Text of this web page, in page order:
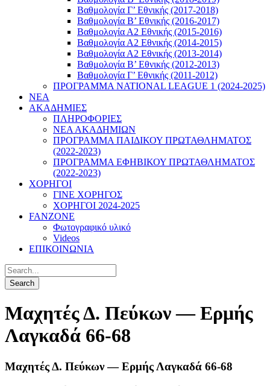
Βαθμολογία Γ’ Εθνικής (2017-2018)
Βαθμολογία Β’ Εθνικής (2016-2017)
Βαθμολογία Α2 Εθνικής (2015-2016)
Βαθμολογία Α2 Εθνικής (2014-2015)
Βαθμολογία Α2 Εθνικής (2013-2014)
Βαθμολογία Β’ Εθνικής (2012-2013)
Βαθμολογία Γ’ Εθνικής (2011-2012)
ΠΡΟΓΡΑΜΜΑ NATIONAL LEAGUE 1 (2024-2025)
ΝΕΑ
ΑΚΑΔΗΜΙΕΣ
ΠΛΗΡΟΦΟΡΙΕΣ
ΝΕΑ ΑΚΑΔΗΜΙΩΝ
ΠΡΟΓΡΑΜΜΑ ΠΑΙΔΙΚΟΥ ΠΡΩΤΑΘΛΗΜΑΤΟΣ
(2022-2023)
ΠΡΟΓΡΑΜΜΑ ΕΦΗΒΙΚΟΥ ΠΡΩΤΑΘΛΗΜΑΤΟΣ
(2022-2023)
ΧΟΡΗΓΟΙ
ΓΙΝΕ ΧΟΡΗΓΟΣ
ΧΟΡΗΓΟΙ 2024-2025
FANZONE
Φωτογραφικό υλικό
Videos
ΕΠΙΚΟΙΝΩΝΙΑ
Μαχητές Δ. Πεύκων — Ερμής
Λαγκαδά 66-68
Μαχητές Δ. Πεύκων — Ερμής Λαγκαδά 66-68